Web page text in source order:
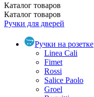
Каталог товаров
Каталог товаров
Ручки для дверей
Ручки на розетке
Linea Cali
Fimet
Rossi
Salice Paolo
Groel